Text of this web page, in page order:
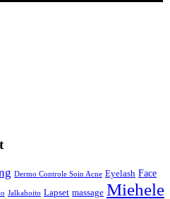
Dermo Controle Soin Acne Eyelash Face
Jalkahoito Lapset massage Miehele